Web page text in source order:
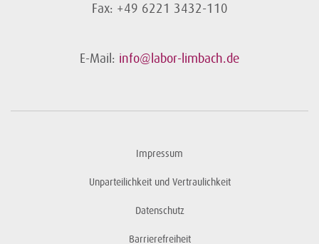
Fax: +49 6221 3432-110
E-Mail: info@labor-limbach.de
Impressum
Unparteilichkeit und Vertraulichkeit
Datenschutz
Barrierefreiheit